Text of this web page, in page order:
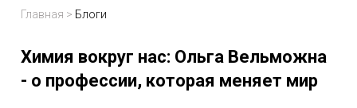
Главная > Блоги
Химия вокруг нас: Ольга Вельможна
- о профессии, которая меняет мир